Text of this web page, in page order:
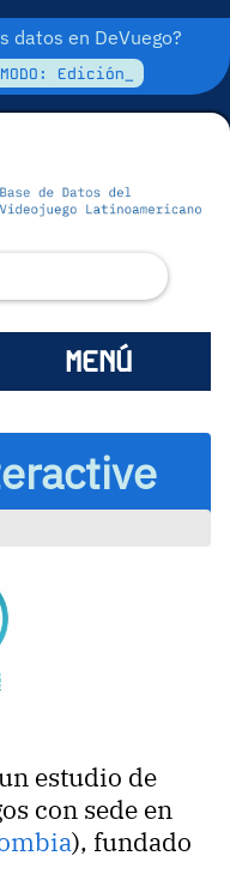
datos en DeVuego?
Edición_
MENÚ
estudio de
con sede en
), fundado